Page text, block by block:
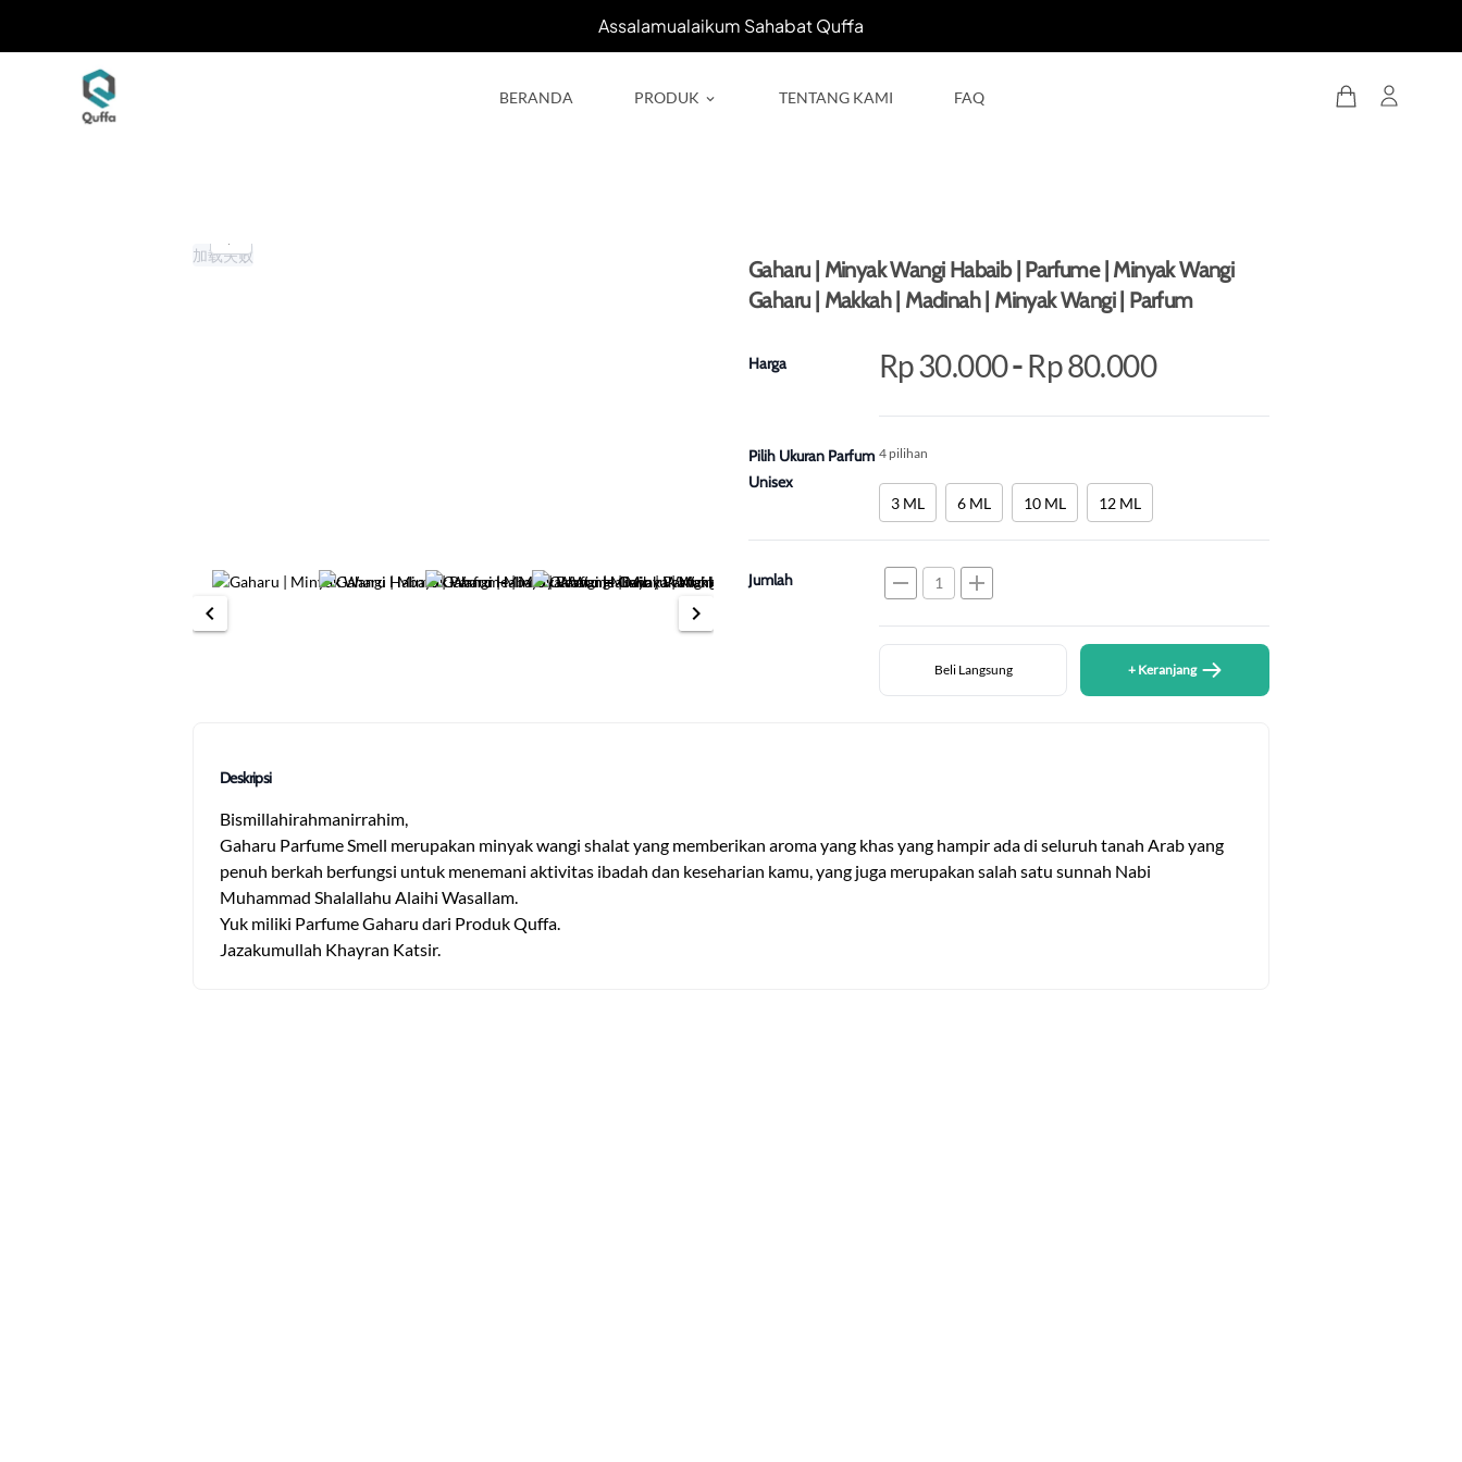
Assalamualaikum Sahabat Quffa
BERANDA PRODUK keyboard_arrow_down TENTANG KAMI FAQ
加载失败
chevron_left chevron_right
Gaharu | Minyak Wangi Habaib | Parfume | Minyak Wangi
Gaharu | Makkah | Madinah | Minyak Wangi | Parfum
Harga Rp 30.000-Rp 80.000
Pilih Ukuran Parfum
Unisex
4 pilihan
3 ML 6 ML 10 ML 12 ML
Jumlah remove add
Beli Langsung + Keranjang
Deskripsi
Bismillahirahmanirrahim,
Gaharu Parfume Smell merupakan minyak wangi shalat yang memberikan aroma yang khas yang hampir ada di seluruh tanah Arab yang
penuh berkah berfungsi untuk menemani aktivitas ibadah dan keseharian kamu, yang juga merupakan salah satu sunnah Nabi
Muhammad Shalallahu Alaihi Wasallam.
Yuk miliki Parfume Gaharu dari Produk Quffa.
Jazakumullah Khayran Katsir.